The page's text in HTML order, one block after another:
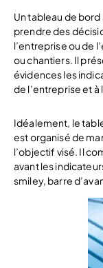
Un tableau de
prendre des
l’entreprise ou de
ou chantiers. Il
évidences les
de l’entreprise et
Idéalement, le
est organisé de
l’objectif visé. Il
avant les
smiley, barre